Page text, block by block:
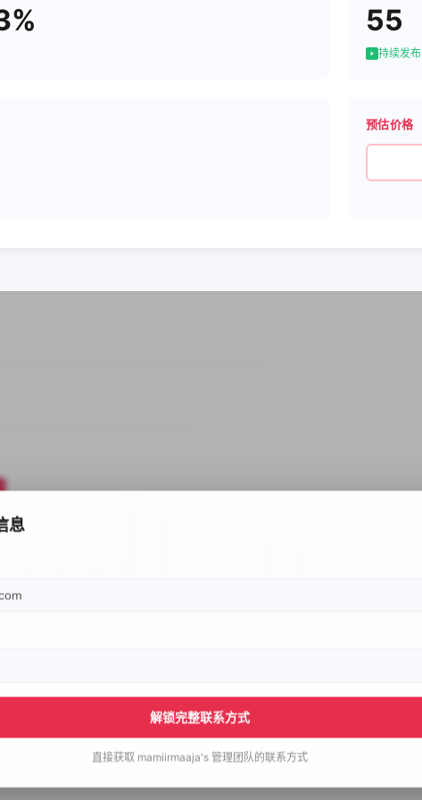
55
持续发布
预估价格
息
解锁完整联系方式
直接获取 mamiirmaaja's 管理团队的联系方式